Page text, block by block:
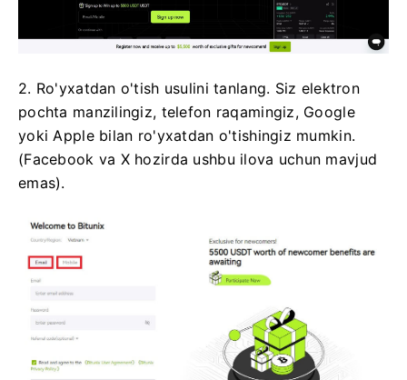
2. Ro'yxatdan o'tish usulini tanlang. Siz elektron
pochta manzilingiz, telefon raqamingiz, Google
yoki Apple bilan ro'yxatdan o'tishingiz mumkin.
(Facebook va X hozirda ushbu ilova uchun mavjud
emas).